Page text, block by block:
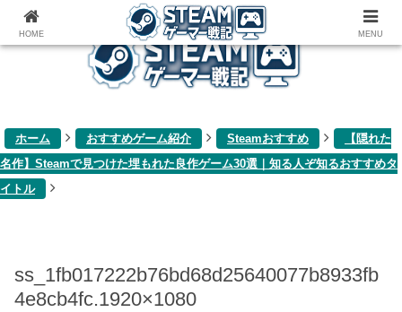
ゲーム関連雑記ブログ
ホーム おすすめゲーム紹介 Steamおすすめ
【隠れた
名作】Steamで見つけた埋もれた良作ゲーム30選｜知る人ぞ知るおすすめタ
イトル
ss_1fb017222b76bd68d25640077b8933fb
4e8cb4fc.1920×1080
HOME MENU